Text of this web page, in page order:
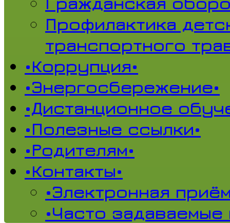
Профилактика
транспортного
•Коррупция•
•Энергосбережение•
•Дистанционное
•Полезные ссылки•
•Родителям•
•Контакты•
•Электронная
•Часто